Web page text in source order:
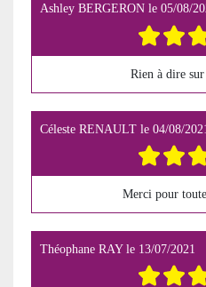
Ashley BERGERON le 05/08/
Rien à dire
Céleste RENAULT le 04/08/
Merci pour
Théophane RAYle 13/07/2021